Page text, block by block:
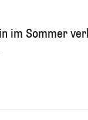
im Sommer